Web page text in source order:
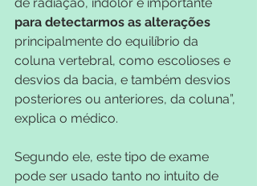
para detectarmos as alterações
principalmente do equilíbrio da
coluna vertebral, como escolioses e
desvios da bacia, e também desvios
posteriores ou anteriores, da coluna”,
explica o médico.
Segundo ele, este tipo de exame
pode ser usado tanto no intuito de